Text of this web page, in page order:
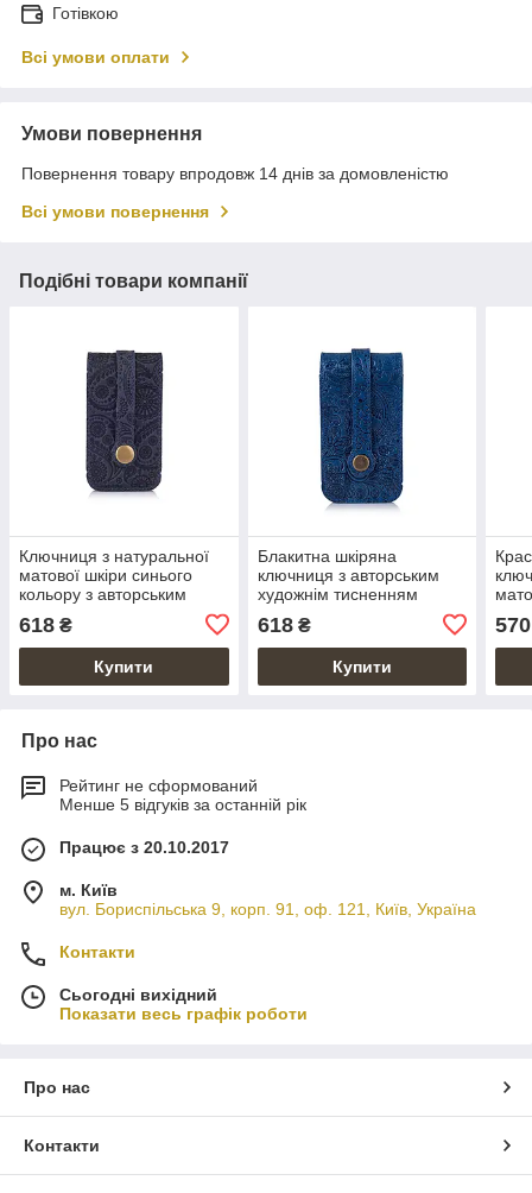
Готівкою
Всі умови оплати
Умови повернення
Повернення товару впродовж 14 днів за домовленістю
Всі умови повернення
Подібні товари компанії
Ключниця з натуральної
матової шкіри синього
кольору з авторським
художнім тисненням "Buta
Art"
618 ₴
Купити
Блакитна шкіряна
ключниця з авторським
художнім тисненням
618₴
Купити
570
Про нас
Рейтинг не сформований
Менше 5 відгуків за останній рік
Працює з 20.10.2017
м. Київ
вул. Бориспільська 9, корп. 91, оф. 121, Київ, Україна
Контакти
Сьогодні вихідний
Показати весь графік роботи
Про нас
Контакти